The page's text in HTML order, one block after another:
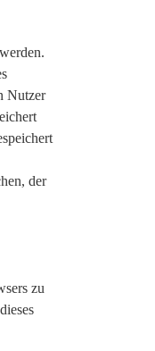
Nutzer
der
zu